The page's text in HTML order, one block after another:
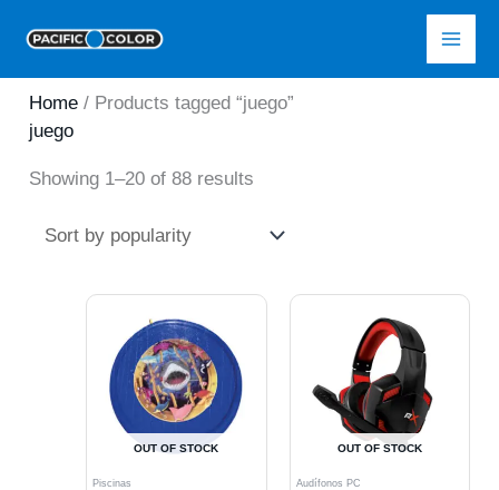
content
Home / Products tagged “juego”
juego
Showing 1–20 of 88 results
popularity
OUT OF STOCK
Piscinas
OUT OF STOCK
Audífonos PC